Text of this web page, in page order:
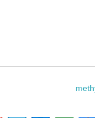
关资料：